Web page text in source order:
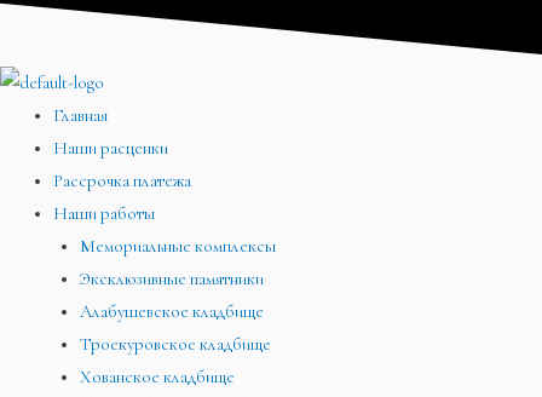
Перейти
содержимому
Главная
Наши расценки
Рассрочка платежа
Наши работы
Мемориальные комплексы
Эксклюзивные памятники
Алабушевское кладбище
Троекуровское кладбище
Хованское кладбище